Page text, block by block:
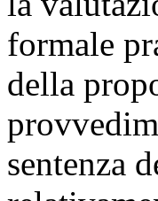
formale
della
sentenza